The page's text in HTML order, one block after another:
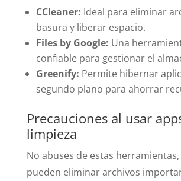
CCleaner: Ideal para eliminar
basura y liberar espacio.
Files by Google: Una
confiable para gestionar el
Greenify: Permite hibernar
segundo plano para ahorrar
Precauciones al usar
limpieza
No abuses de estas
pueden eliminar archivos